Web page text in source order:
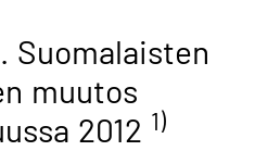
Suomalaisten
muutos
2012 1)